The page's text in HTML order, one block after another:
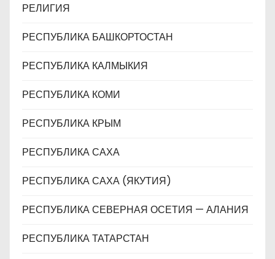
РЕЛИГИЯ
РЕСПУБЛИКА БАШКОРТОСТАН
РЕСПУБЛИКА КАЛМЫКИЯ
РЕСПУБЛИКА КОМИ
РЕСПУБЛИКА КРЫМ
РЕСПУБЛИКА САХА
РЕСПУБЛИКА САХА (ЯКУТИЯ)
РЕСПУБЛИКА СЕВЕРНАЯ ОСЕТИЯ — АЛАНИЯ
РЕСПУБЛИКА ТАТАРСТАН